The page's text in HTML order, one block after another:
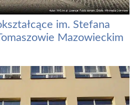
im. Stefana
Mazowieckim